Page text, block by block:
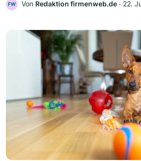
FW Von Redaktion firmenweb.de ‧ 22.